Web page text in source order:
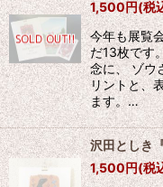
1,500円(税
今年も展覧
だ13枚です
念に、 ゾウ
リントと、
ます。…
沢田としき
1,500円(税